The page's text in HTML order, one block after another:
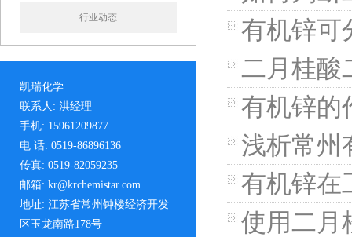
行业动态
凯瑞化学
联系人: 洪经理
手机: 15961209877
电 话: 0519-86896136
传真: 0519-82059235
邮箱: kr@krchemistar.com
地址: 江苏省常州钟楼经济开发
区玉龙南路178号
有机锌可
二月桂酸
有机锌的
浅析常州
有机锌在
使用二月